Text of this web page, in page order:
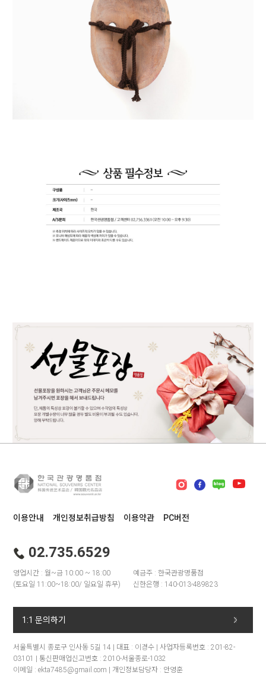
이용안내 개인정보취급방침 이용약관 PC버전
02.735.6529
영업시간 : 월~금 10:00 ~ 18:00
(토요일 11:00~18:00/ 일요일 휴무)
예금주 : 한국관광명품점
신한은행 : 140-013-489823
1:1 문의하기
서울특별시 종로구 인사동 5길 14 | 대표 : 이경수 | 사업자등록번호 : 201-82-
03101 | 통신판매업신고번호 : 2010-서울종로-1032
이메일 : ekta7485@gmail.com | 개인정보담당자 : 안영훈